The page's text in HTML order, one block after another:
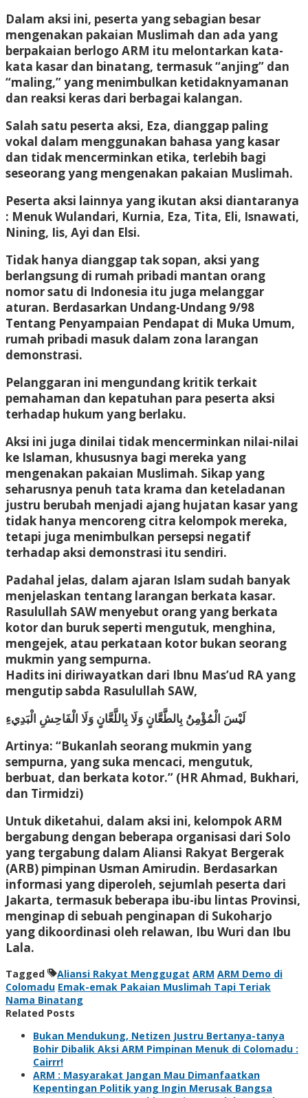
Dalam aksi ini, peserta yang sebagian besar
mengenakan pakaian Muslimah dan ada yang
berpakaian berlogo ARM itu melontarkan kata-
kata kasar dan binatang, termasuk “anjing” dan
“maling,” yang menimbulkan ketidaknyamanan
dan reaksi keras dari berbagai kalangan.
Salah satu peserta aksi, Eza, dianggap paling
vokal dalam menggunakan bahasa yang kasar
dan tidak mencerminkan etika, terlebih bagi
seseorang yang mengenakan pakaian Muslimah.
Peserta aksi lainnya yang ikutan aksi diantaranya
: Menuk Wulandari, Kurnia, Eza, Tita, Eli, Isnawati,
Nining, Iis, Ayi dan Elsi.
Tidak hanya dianggap tak sopan, aksi yang
berlangsung di rumah pribadi mantan orang
nomor satu di Indonesia itu juga melanggar
aturan. Berdasarkan Undang-Undang 9/98
Tentang Penyampaian Pendapat di Muka Umum,
rumah pribadi masuk dalam zona larangan
demonstrasi.
Pelanggaran ini mengundang kritik terkait
pemahaman dan kepatuhan para peserta aksi
terhadap hukum yang berlaku.
Aksi ini juga dinilai tidak mencerminkan nilai-nilai
ke Islaman, khususnya bagi mereka yang
mengenakan pakaian Muslimah. Sikap yang
seharusnya penuh tata krama dan keteladanan
justru berubah menjadi ajang hujatan kasar yang
tidak hanya mencoreng citra kelompok mereka,
tetapi juga menimbulkan persepsi negatif
terhadap aksi demonstrasi itu sendiri.
Padahal jelas, dalam ajaran Islam sudah banyak
menjelaskan tentang larangan berkata kasar.
Rasulullah SAW menyebut orang yang berkata
kotor dan buruk seperti mengutuk, menghina,
mengejek, atau perkataan kotor bukan seorang
mukmin yang sempurna.
Hadits ini diriwayatkan dari Ibnu Mas’ud RA yang
mengutip sabda Rasulullah SAW,
لَيْسَ الْمُؤْمِنُ بِالطَّعَّانٍ وَلَا بِاللَّعَّانٍ وَلَا الْفَاحِشِ الْبَدِيءِ
Artinya: “Bukanlah seorang mukmin yang
sempurna, yang suka mencaci, mengutuk,
berbuat, dan berkata kotor.” (HR Ahmad, Bukhari,
dan Tirmidzi)
Untuk diketahui, dalam aksi ini, kelompok ARM
bergabung dengan beberapa organisasi dari Solo
yang tergabung dalam Aliansi Rakyat Bergerak
(ARB) pimpinan Usman Amirudin. Berdasarkan
informasi yang diperoleh, sejumlah peserta dari
Jakarta, termasuk beberapa ibu-ibu lintas Provinsi,
menginap di sebuah penginapan di Sukoharjo
yang dikoordinasi oleh relawan, Ibu Wuri dan Ibu
Lala.
Tagged Aliansi Rakyat Menggugat ARM ARM Demo di
Colomadu Emak-emak Pakaian Muslimah Tapi Teriak
Nama Binatang
Related Posts
Bukan Mendukung, Netizen Justru Bertanya-tanya
Bohir Dibalik Aksi ARM Pimpinan Menuk di Colomadu :
Cairrr!
ARM : Masyarakat Jangan Mau Dimanfaatkan
Kepentingan Politik yang Ingin Merusak Bangsa